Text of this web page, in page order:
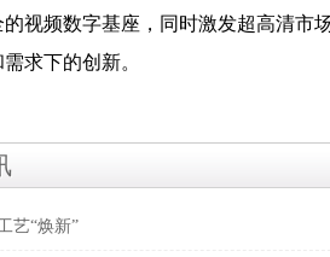
视频数字基座，同时激发超高清市
求下的创新。
艺“焕新”